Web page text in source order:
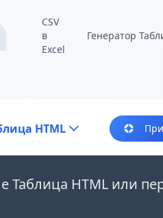
CSV
в
Excel
Генератор
HTML
Таблица HTML или